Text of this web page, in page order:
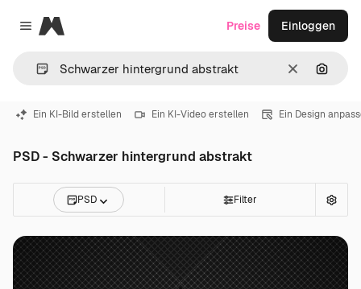
Close menu
Magnific
LöschenNach
Preise Einloggen
Ein KI-Bild erstellen Ein KI-Video erstellen Ein Design
PSD - Schwarzer hintergrund abstrakt
PSD Filter